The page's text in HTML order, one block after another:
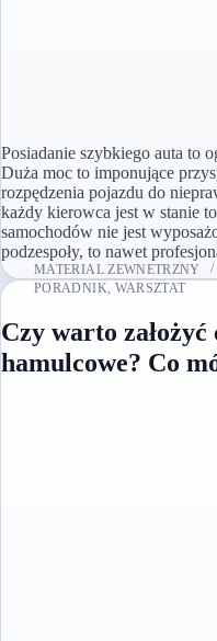
Posiadanie szybkiego auta to
Duża moc to imponujące
rozpędzenia pojazdu do
każdy kierowca jest w stanie
samochodów nie jest
podzespoły, to nawet
MATERIAL ZEWNETRZNY
PORADNIK, WARSZTAT
Czy warto
hamulcowe? Co